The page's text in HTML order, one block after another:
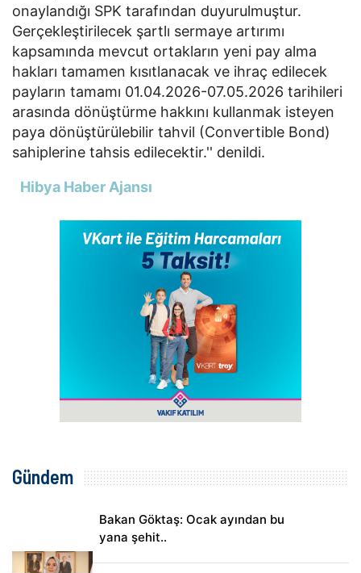
onaylandığı SPK tarafından duyurulmuştur.
Gerçekleştirilecek şartlı sermaye artırımı
kapsamında mevcut ortakların yeni pay alma
hakları tamamen kısıtlanacak ve ihraç edilecek
payların tamamı 01.04.2026-07.05.2026 tarihileri
arasında dönüştürme hakkını kullanmak isteyen
paya dönüştürülebilir tahvil (Convertible Bond)
sahiplerine tahsis edilecektir.'' denildi.
Hibya Haber Ajansı
Gündem
Bakan Göktaş: Ocak ayından bu
yana şehit..